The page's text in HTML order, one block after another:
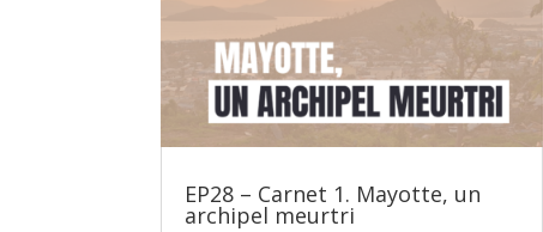
EP28 – Carnet 1. Mayotte, un
archipel meurtri